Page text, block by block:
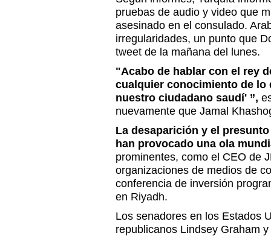
pruebas de audio y video que
asesinado en el consulado.
irregularidades, un punto que
tweet de la mañana del lunes.
"Acabo de hablar con el rey
cualquier conocimiento de lo
nuestro ciudadano saudí' ”,
nuevamente que Jamal
La desaparición y el
han provocado una ola
prominentes, como el CEO de
organizaciones de medios de
conferencia de inversión
en Riyadh.
Los senadores en los Estados
republicanos Lindsey Graham